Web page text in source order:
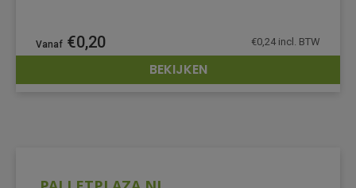
DETAILS
€0,20 €0,24 incl. BTW
BEKIJKEN